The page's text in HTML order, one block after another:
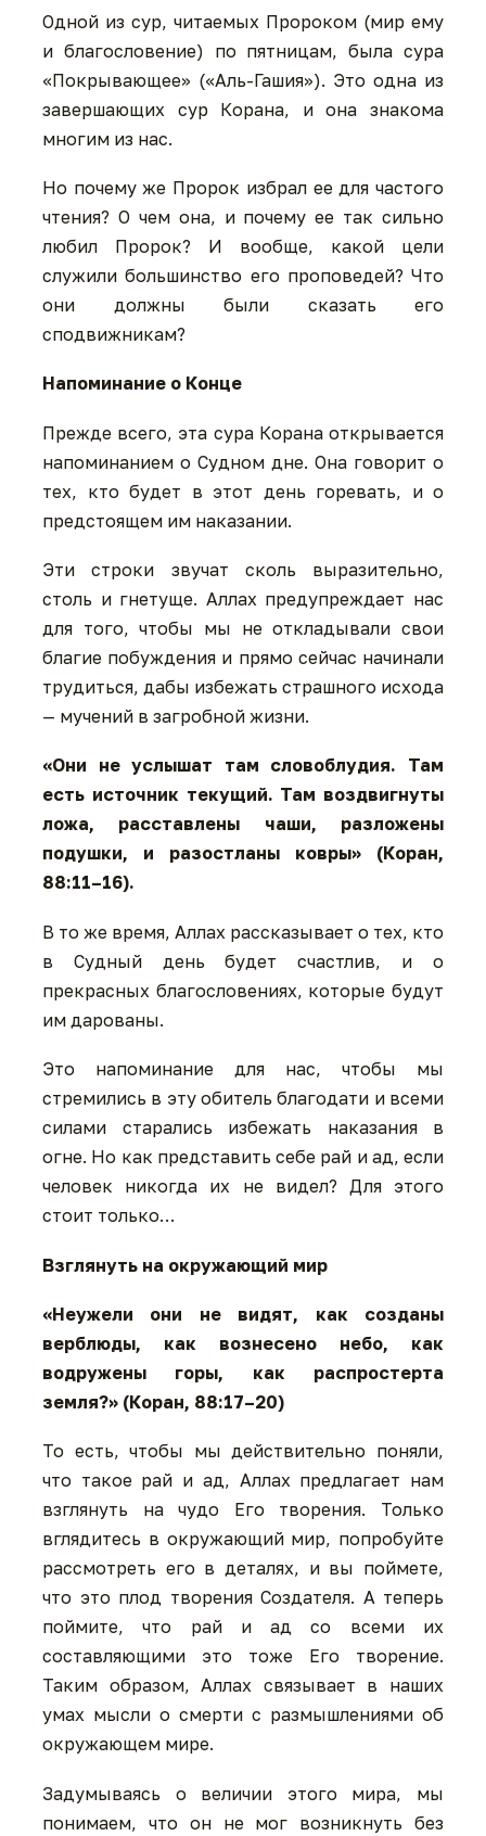
Одной из сур, читаемых Пророком (мир ему
и благословение) по пятницам, была сура
«Покрывающее» («Аль-Гашия»). Это одна из
завершающих сур Корана, и она знакома
многим из нас.
Но почему же Пророк избрал ее для частого
чтения? О чем она, и почему ее так сильно
любил Пророк? И вообще, какой цели
служили большинство его проповедей? Что
они должны были сказать его
сподвижникам?
Напоминание о Конце
Прежде всего, эта сура Корана открывается
напоминанием о Судном дне. Она говорит о
тех, кто будет в этот день горевать, и о
предстоящем им наказании.
Эти строки звучат сколь выразительно,
столь и гнетуще. Аллах предупреждает нас
для того, чтобы мы не откладывали свои
благие побуждения и прямо сейчас начинали
трудиться, дабы избежать страшного исхода
— мучений в загробной жизни.
«Они не услышат там словоблудия. Там
есть источник текущий. Там воздвигнуты
ложа, расставлены чаши, разложены
подушки, и разостланы ковры» (Коран,
88:11–16).
В то же время, Аллах рассказывает о тех, кто
в Судный день будет счастлив, и о
прекрасных благословениях, которые будут
им дарованы.
Это напоминание для нас, чтобы мы
стремились в эту обитель благодати и всеми
силами старались избежать наказания в
огне. Но как представить себе рай и ад, если
человек никогда их не видел? Для этого
стоит только…
Взглянуть на окружающий мир
«Неужели они не видят, как созданы
верблюды, как вознесено небо, как
водружены горы, как распростерта
земля?» (Коран, 88:17–20)
То есть, чтобы мы действительно поняли,
что такое рай и ад, Аллах предлагает нам
взглянуть на чудо Его творения. Только
вглядитесь в окружающий мир, попробуйте
рассмотреть его в деталях, и вы поймете,
что это плод творения Создателя. А теперь
поймите, что рай и ад со всеми их
составляющими это тоже Его творение.
Таким образом, Аллах связывает в наших
умах мысли о смерти с размышлениями об
окружающем мире.
Задумываясь о величии этого мира, мы
понимаем, что он не мог возникнуть без